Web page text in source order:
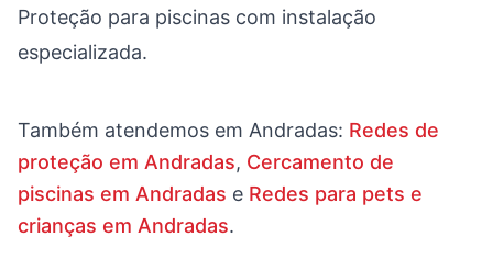
Proteção para piscinas com instalação
especializada.
Também atendemos em Andradas: Redes de
proteção em Andradas, Cercamento de
piscinas em Andradas e Redes para pets e
crianças em Andradas.